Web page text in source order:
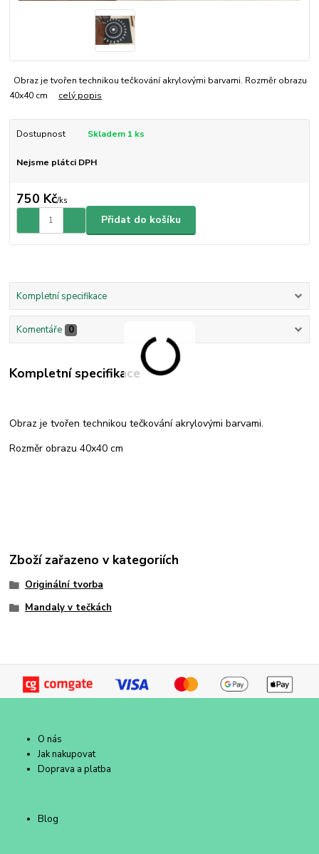
Obraz je tvořen technikou tečkování akrylovými barvami. Rozměr obrazu
40x40 cm celý popis
Dostupnost Skladem 1 ks
Nejsme plátci DPH
750 Kč/ks
Přidat do košíku
Kompletní specifikace
Komentáře 0
Kompletní specifikace
Obraz je tvořen technikou tečkování akrylovými barvami.
Rozměr obrazu 40x40 cm
Zboží zařazeno v kategoriích
Originální tvorba
Mandaly v tečkách
O nás
Jak nakupovat
Doprava a platba
Blog